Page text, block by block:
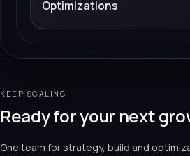
Optimizations
KEEP SCALING
Ready for your next
One team for strategy, build and